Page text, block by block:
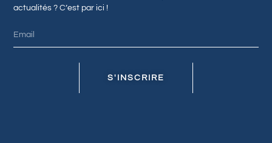
actualités ? C’est par ici !
S'INSCRIRE